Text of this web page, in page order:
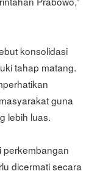
konsolidasi
tahap matang.
guna
lebih luas.
perkembangan
dicermati secara